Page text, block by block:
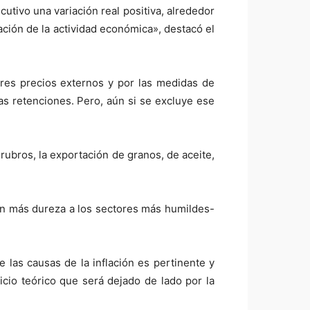
una variación real positiva, alrededor
de la actividad económica», destacó el
precios externos y por las medidas de
retenciones. Pero, aún si se excluye ese
la exportación de granos, de aceite,
más dureza a los sectores más humildes-
las causas de la inflación es pertinente y
teórico que será dejado de lado por la